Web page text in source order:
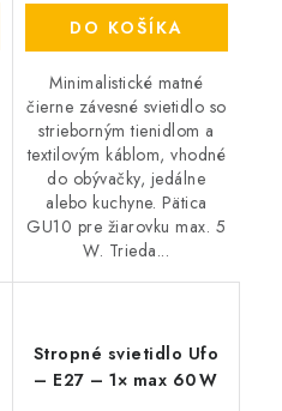
DO KOŠÍKA
Minimalistické matné
čierne závesné svietidlo so
strieborným tienidlom a
textilovým káblom, vhodné
do obývačky, jedálne
alebo kuchyne. Pätica
GU10 pre žiarovku max. 5
W. Trieda...
Stropné svietidlo Ufo
– E27 – 1× max 60 W